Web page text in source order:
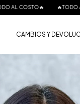
🔥TODO AL COSTO🔥
CAMBIOS Y